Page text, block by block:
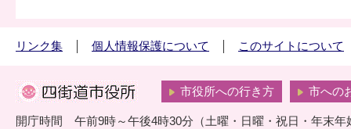
リンク集 個人情報保護について このサイトについて
市役所への行き方 市への
開庁時間 午前9時～午後4時30分（土曜・日曜・祝日・年末年